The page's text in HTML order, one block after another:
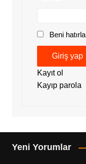
Beni hatırla
Giriş yap
Kayıt ol
Kayıp parola
Yeni Yorumlar